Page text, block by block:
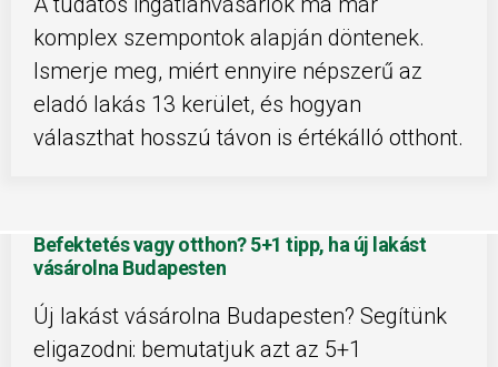
komplex szempontok alapján döntenek.
Ismerje meg, miért ennyire népszerű az
eladó lakás 13 kerület, és hogyan
választhat hosszú távon is értékálló otthont.
Befektetés vagy otthon? 5+1 tipp, ha új lakást
vásárolna Budapesten
Új lakást vásárolna Budapesten? Segítünk
eligazodni: bemutatjuk azt az 5+1